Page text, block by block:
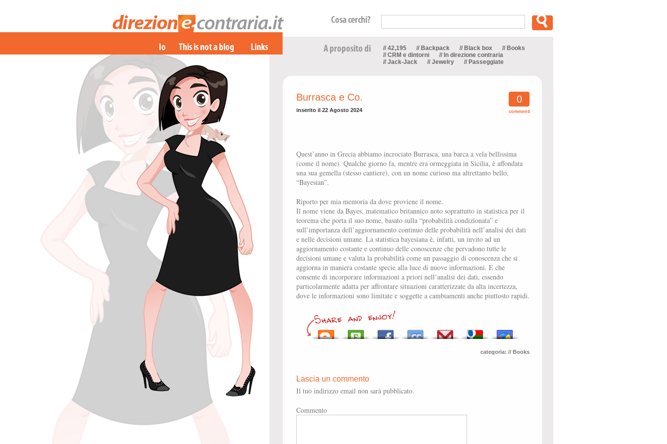
// 42,195 // Backpack // Black box
// Books
// CRM e dintorni
// In direzione contraria
// Jack-Jack
// Jewelry // Passeggiate
Burrasca e Co.
inserito il 22 Agosto 2024
0
commenti
Quest’anno in Grecia abbiamo incrociato Burrasca, una barca a vela bellissima
(come il nome). Qualche giorno fa, mentre era ormeggiata in Sicilia, è affondata
una sua gemella (stesso cantiere), con un nome curioso ma altrettanto bello,
“Bayesian”.
Riporto per mia memoria da dove proviene il nome.
Il nome viene da Bayes, matematico britannico noto soprattutto in statistica per il
teorema che porta il suo nome, basato sulla “probabilità condizionata” e
sull’importanza dell’aggiornamento continuo delle probabilità nell’analisi dei dati
e nelle decisioni umane. La statistica bayesiana è, infatti, un invito ad un
aggiornamento costante e continuo delle conoscenze che pervadono tutte le
decisioni umane e valuta la probabilità come un passaggio di conoscenza che si
aggiorna in maniera costante specie alla luce di nuove informazioni. E che
consente di incorporare informazioni a priori nell’analisi dei dati, essendo
particolarmente adatta per affrontare situazioni caratterizzate da alta incertezza,
dove le informazioni sono limitate e soggette a cambiamenti anche piuttosto rapidi.
categoria: // Books
Lascia un commento
Il tuo indirizzo email non sarà pubblicato.
Commento